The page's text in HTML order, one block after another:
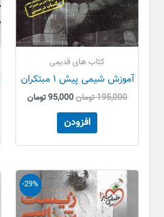
کتاب های قدیمی
آموزش شیمی پیش ۱ مبتکران
195,000تومان95,000تومان
افزودن
-29%
قیمت
اصلی
85,000 تومان
بود.
قیمت
فعلی
است.